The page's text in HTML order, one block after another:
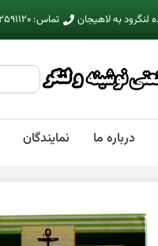
تماس: 01342591120
درباره ما نمایندگان